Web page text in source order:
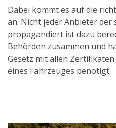
Dabei kommt es auf die
an. Nicht jeder Anbieter
propagandiert ist dazu
Behörden zusammen und
Gesetz mit allen
eines Fahrzeuges benötigt.